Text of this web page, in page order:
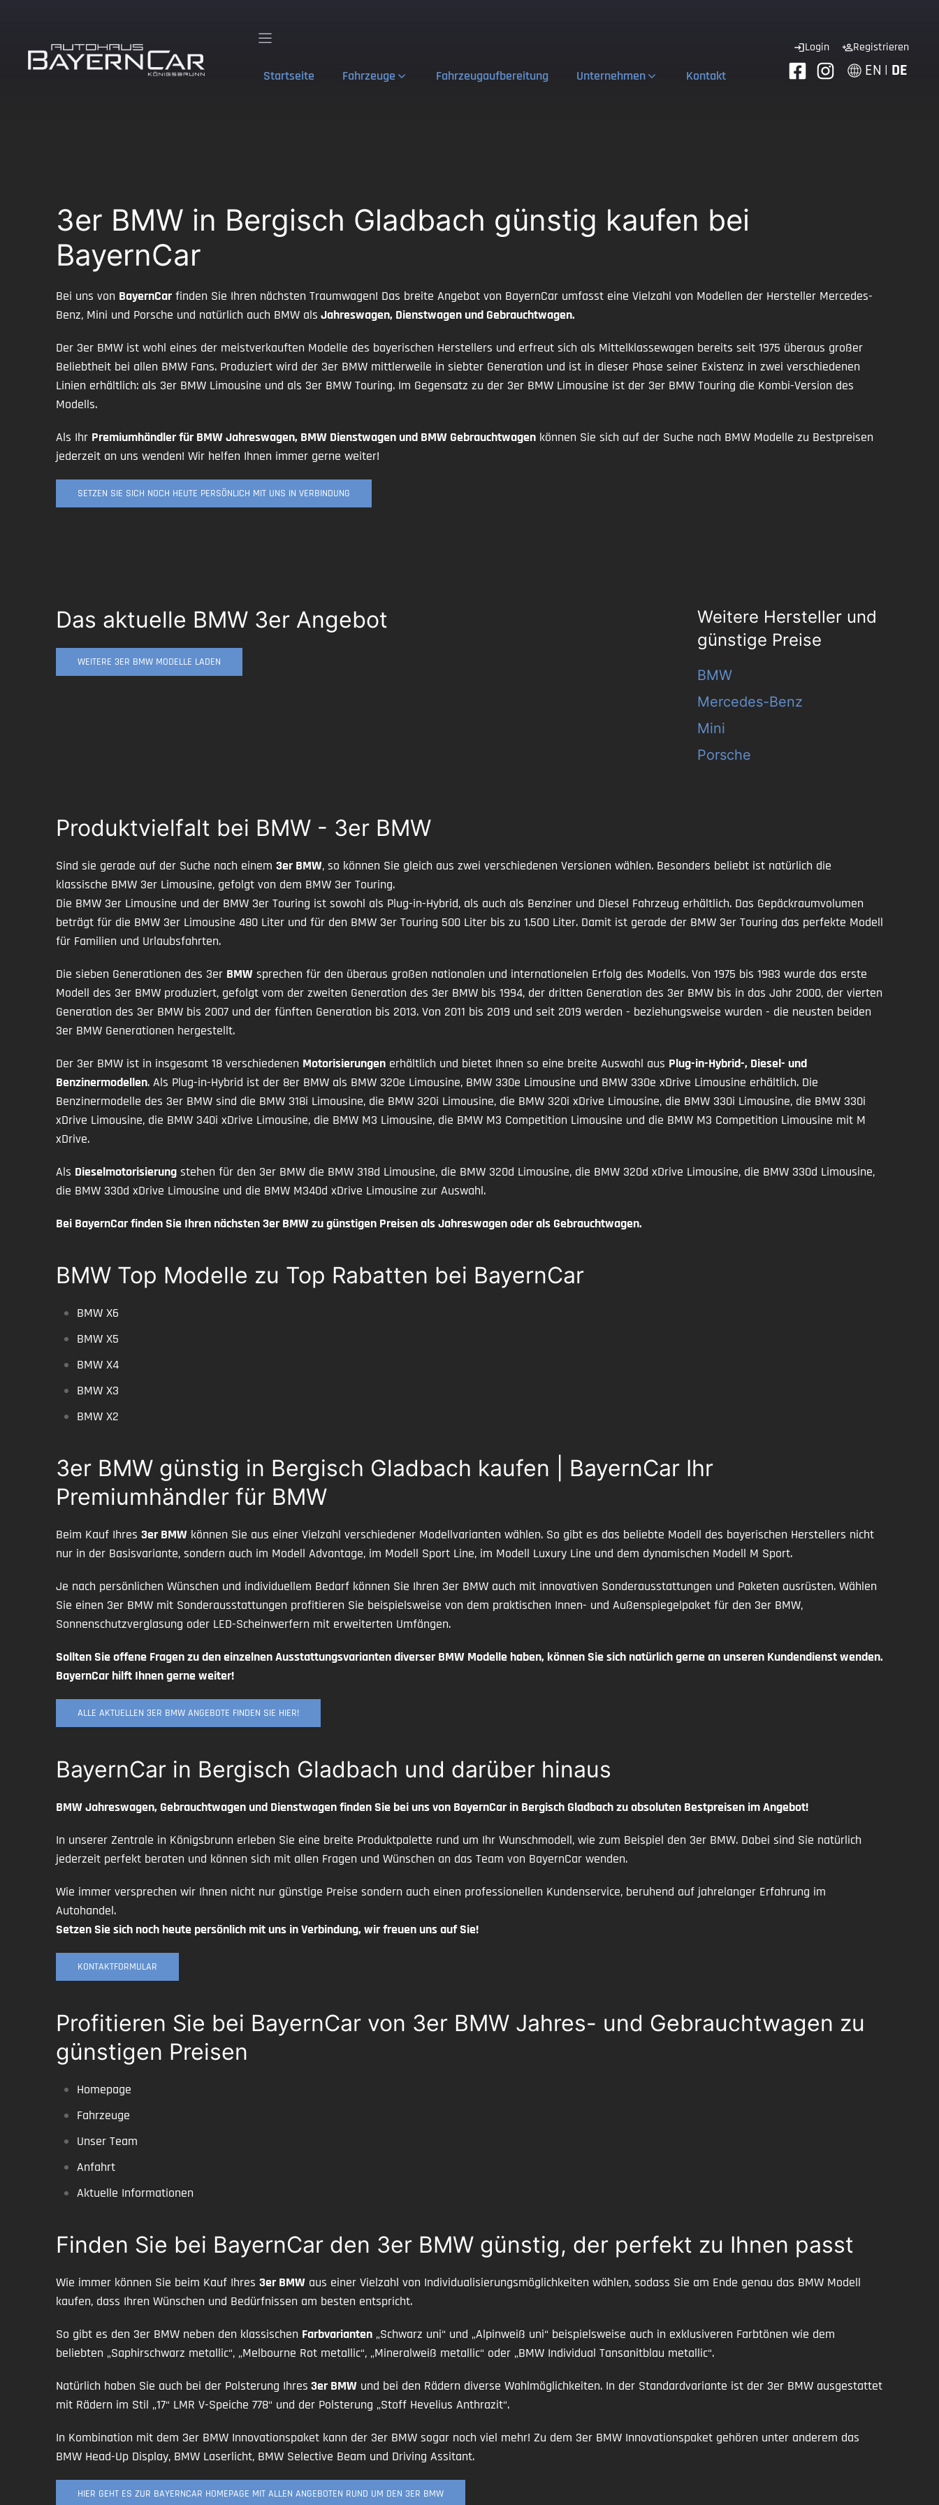
springen
Startseite
Fahrzeuge Fahrzeugaufbereitung Unternehmen Kontakt
Login Registrieren
EN | DE
3er BMW in Bergisch Gladbach günstig kaufen bei
BayernCar
Bei uns von BayernCar finden Sie Ihren nächsten Traumwagen! Das breite Angebot von BayernCar umfasst eine Vielzahl von Modellen der Hersteller Mercedes-
Benz, Mini und Porsche und natürlich auch BMW als Jahreswagen, Dienstwagen und Gebrauchtwagen.
Der 3er BMW ist wohl eines der meistverkauften Modelle des bayerischen Herstellers und erfreut sich als Mittelklassewagen bereits seit 1975 überaus großer
Beliebtheit bei allen BMW Fans. Produziert wird der 3er BMW mittlerweile in siebter Generation und ist in dieser Phase seiner Existenz in zwei verschiedenen
Linien erhältlich: als 3er BMW Limousine und als 3er BMW Touring. Im Gegensatz zu der 3er BMW Limousine ist der 3er BMW Touring die Kombi-Version des
Modells.
Als Ihr Premiumhändler für BMW Jahreswagen, BMW Dienstwagen und BMW Gebrauchtwagen können Sie sich auf der Suche nach BMW Modelle zu Bestpreisen
jederzeit an uns wenden! Wir helfen Ihnen immer gerne weiter!
SETZEN SIE SICH NOCH HEUTE PERSÖNLICH MIT UNS IN VERBINDUNG
Das aktuelle BMW 3er Angebot
WEITERE 3ER BMW MODELLE LADEN
Weitere Hersteller und
günstige Preise
BMW
Mercedes-Benz
Mini
Porsche
Produktvielfalt bei BMW - 3er BMW
Sind sie gerade auf der Suche nach einem 3er BMW, so können Sie gleich aus zwei verschiedenen Versionen wählen. Besonders beliebt ist natürlich die
klassische BMW 3er Limousine, gefolgt von dem BMW 3er Touring.
Die BMW 3er Limousine und der BMW 3er Touring ist sowohl als Plug-in-Hybrid, als auch als Benziner und Diesel Fahrzeug erhältlich. Das Gepäckraumvolumen
beträgt für die BMW 3er Limousine 480 Liter und für den BMW 3er Touring 500 Liter bis zu 1.500 Liter. Damit ist gerade der BMW 3er Touring das perfekte Modell
für Familien und Urlaubsfahrten.
Die sieben Generationen des 3er BMW sprechen für den überaus großen nationalen und internationelen Erfolg des Modells. Von 1975 bis 1983 wurde das erste
Modell des 3er BMW produziert, gefolgt vom der zweiten Generation des 3er BMW bis 1994, der dritten Generation des 3er BMW bis in das Jahr 2000, der vierten
Generation des 3er BMW bis 2007 und der fünften Generation bis 2013. Von 2011 bis 2019 und seit 2019 werden - beziehungsweise wurden - die neusten beiden
3er BMW Generationen hergestellt.
Der 3er BMW ist in insgesamt 18 verschiedenen Motorisierungen erhältlich und bietet Ihnen so eine breite Auswahl aus Plug-in-Hybrid-, Diesel- und
Benzinermodellen. Als Plug-in-Hybrid ist der 8er BMW als BMW 320e Limousine, BMW 330e Limousine und BMW 330e xDrive Limousine erhältlich. Die
Benzinermodelle des 3er BMW sind die BMW 318i Limousine, die BMW 320i Limousine, die BMW 320i xDrive Limousine, die BMW 330i Limousine, die BMW 330i
xDrive Limousine, die BMW 340i xDrive Limousine, die BMW M3 Limousine, die BMW M3 Competition Limousine und die BMW M3 Competition Limousine mit M
xDrive.
Als Dieselmotorisierung stehen für den 3er BMW die BMW 318d Limousine, die BMW 320d Limousine, die BMW 320d xDrive Limousine, die BMW 330d Limousine,
die BMW 330d xDrive Limousine und die BMW M340d xDrive Limousine zur Auswahl.
Bei BayernCar finden Sie Ihren nächsten 3er BMW zu günstigen Preisen als Jahreswagen oder als Gebrauchtwagen.
BMW Top Modelle zu Top Rabatten bei BayernCar
BMW X6
BMW X5
BMW X4
BMW X3
BMW X2
3er BMW günstig in Bergisch Gladbach kaufen | BayernCar Ihr
Premiumhändler für BMW
Beim Kauf Ihres 3er BMW können Sie aus einer Vielzahl verschiedener Modellvarianten wählen. So gibt es das beliebte Modell des bayerischen Herstellers nicht
nur in der Basisvariante, sondern auch im Modell Advantage, im Modell Sport Line, im Modell Luxury Line und dem dynamischen Modell M Sport.
Je nach persönlichen Wünschen und individuellem Bedarf können Sie Ihren 3er BMW auch mit innovativen Sonderausstattungen und Paketen ausrüsten. Wählen
Sie einen 3er BMW mit Sonderausstattungen profitieren Sie beispielsweise von dem praktischen Innen- und Außenspiegelpaket für den 3er BMW,
Sonnenschutzverglasung oder LED-Scheinwerfern mit erweiterten Umfängen.
Sollten Sie offene Fragen zu den einzelnen Ausstattungsvarianten diverser BMW Modelle haben, können Sie sich natürlich gerne an unseren Kundendienst wenden.
BayernCar hilft Ihnen gerne weiter!
ALLE AKTUELLEN 3ER BMW ANGEBOTE FINDEN SIE HIER!
BayernCar in Bergisch Gladbach und darüber hinaus
BMW Jahreswagen, Gebrauchtwagen und Dienstwagen finden Sie bei uns von BayernCar in Bergisch Gladbach zu absoluten Bestpreisen im Angebot!
In unserer Zentrale in Königsbrunn erleben Sie eine breite Produktpalette rund um Ihr Wunschmodell, wie zum Beispiel den 3er BMW. Dabei sind Sie natürlich
jederzeit perfekt beraten und können sich mit allen Fragen und Wünschen an das Team von BayernCar wenden.
Wie immer versprechen wir Ihnen nicht nur günstige Preise sondern auch einen professionellen Kundenservice, beruhend auf jahrelanger Erfahrung im
Autohandel.
Setzen Sie sich noch heute persönlich mit uns in Verbindung, wir freuen uns auf Sie!
KONTAKTFORMULAR
Profitieren Sie bei BayernCar von 3er BMW Jahres- und Gebrauchtwagen zu
günstigen Preisen
Homepage
Fahrzeuge
Unser Team
Anfahrt
Aktuelle Informationen
Finden Sie bei BayernCar den 3er BMW günstig, der perfekt zu Ihnen passt
Wie immer können Sie beim Kauf Ihres 3er BMW aus einer Vielzahl von Individualisierungsmöglichkeiten wählen, sodass Sie am Ende genau das BMW Modell
kaufen, dass Ihren Wünschen und Bedürfnissen am besten entspricht.
So gibt es den 3er BMW neben den klassischen Farbvarianten „Schwarz uni“ und „Alpinweiß uni“ beispielsweise auch in exklusiveren Farbtönen wie dem
beliebten „Saphirschwarz metallic“, „Melbourne Rot metallic“, „Mineralweiß metallic“ oder „BMW Individual Tansanitblau metallic“.
Natürlich haben Sie auch bei der Polsterung Ihres 3er BMW und bei den Rädern diverse Wahlmöglichkeiten. In der Standardvariante ist der 3er BMW ausgestattet
mit Rädern im Stil „17“ LMR V-Speiche 778“ und der Polsterung „Stoff Hevelius Anthrazit“.
In Kombination mit dem 3er BMW Innovationspaket kann der 3er BMW sogar noch viel mehr! Zu dem 3er BMW Innovationspaket gehören unter anderem das
BMW Head-Up Display, BMW Laserlicht, BMW Selective Beam und Driving Assitant.
HIER GEHT ES ZUR BAYERNCAR HOMEPAGE MIT ALLEN ANGEBOTEN RUND UM DEN 3ER BMW